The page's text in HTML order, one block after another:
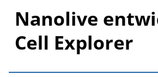
Nanolive
Cell Explorer